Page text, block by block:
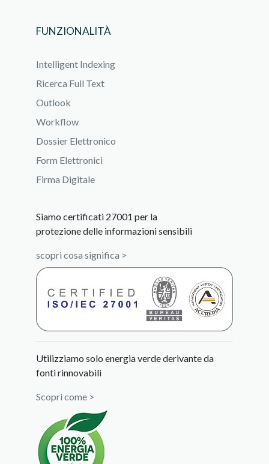
FUNZIONALITÀ
Intelligent Indexing
Ricerca Full Text
Outlook
Workflow
Dossier Elettronico
Form Elettronici
Firma Digitale
Siamo certificati 27001 per la
protezione delle informazioni sensibili
scopri cosa significa >
Utilizziamo solo energia verde derivante da
fonti rinnovabili
Scopri come >